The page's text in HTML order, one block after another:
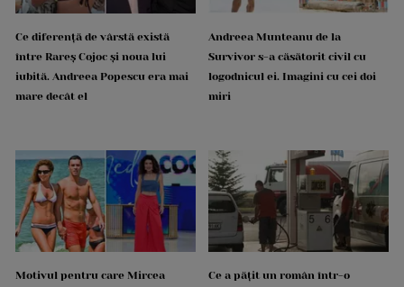
Ce diferență de vârstă există
între Rareș Cojoc și noua lui
iubită. Andreea Popescu era mai
mare decât el
Andreea Munteanu de la
Survivor s-a căsătorit civil cu
logodnicul ei. Imagini cu cei doi
miri
Motivul pentru care Mircea
Ce a pățit un român într-o